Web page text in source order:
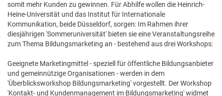
somit mehr Kunden zu gewinnen. Für Abhilfe wollen die Heinrich-
Heine-Universität und das Institut für Internationale
Kommunikation, beide Düsseldorf, sorgen: Im Rahmen ihrer
diesjährigen 'Sommeruniversität' bieten sie eine Veranstaltungsreihe
zum Thema Bildungsmarketing an - bestehend aus drei Workshops:
Geeignete Marketingmittel - speziell für öffentliche Bildungsanbieter
und gemeinnützige Organisationen - werden in dem
'Überblicksworkshop Bildungsmarketing' vorgestellt. Der Workshop
'Kontakt- und Kundenmanagement im Bildungsmarketing' widmet